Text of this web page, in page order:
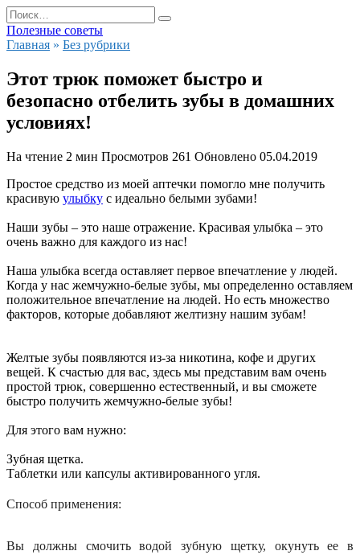
Перейти
к
содержанию
Search
for:
Полезные советы
Главная » Без рубрики
Этот трюк поможет быстро и
безопасно отбелить зубы в домашних
условиях!
На чтение 2 мин Просмотров 261 Обновлено 05.04.2019
Простое средство из моей аптечки помогло мне получить
красивую улыбку с идеально белыми зубами!
Наши зубы – это наше отражение. Красивая улыбка – это
очень важно для каждого из нас!
Наша улыбка всегда оставляет первое впечатление у людей.
Когда у нас жемчужно-белые зубы, мы определенно оставляем
положительное впечатление на людей. Но есть множество
факторов, которые добавляют желтизну нашим зубам!
Желтые зубы появляются из-за никотина, кофе и других
вещей. К счастью для вас, здесь мы представим вам очень
простой трюк, совершенно естественный, и вы сможете
быстро получить жемчужно-белые зубы!
Для этого вам нужно:
Зубная щетка.
Таблетки или капсулы активированного угля.
Способ применения:
Вы должны смочить водой зубную щетку, окунуть ее в